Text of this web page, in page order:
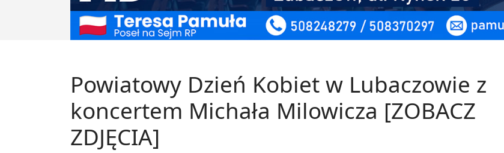
Powiatowy Dzień Kobiet w Lubaczowie z
koncertem Michała Milowicza [ZOBACZ
ZDJĘCIA]